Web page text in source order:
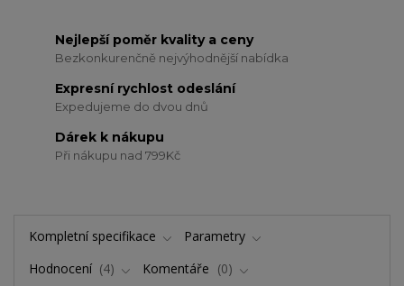
Nejlepší poměr kvality a ceny
Bezkonkurenčně nejvýhodnější nabídka
Expresní rychlost odeslání
Expedujeme do dvou dnů
Dárek k nákupu
Při nákupu nad 799Kč
Kompletní specifikace
Parametry
Hodnocení
4 Komentáře
0